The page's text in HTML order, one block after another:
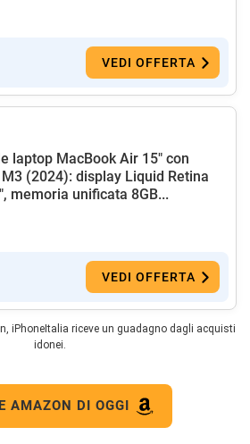
VEDI OFFERTA
laptop MacBook Air 15" con
(2024): display Liquid Retina
memoria unificata 8GB...
VEDI OFFERTA
iPhoneItalia riceve un guadagno dagli acquisti
idonei.
AMAZON DI OGGI